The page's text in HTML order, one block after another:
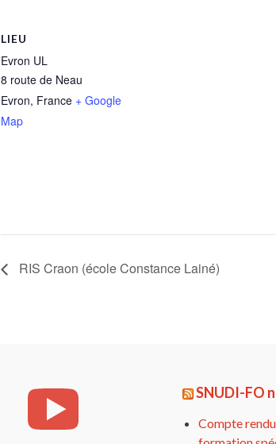
LIEU
Evron UL
8 route de Neau
Evron, France + Google
Map
RIS Craon (école Constance Lainé)
SNUDI-FO
Compte